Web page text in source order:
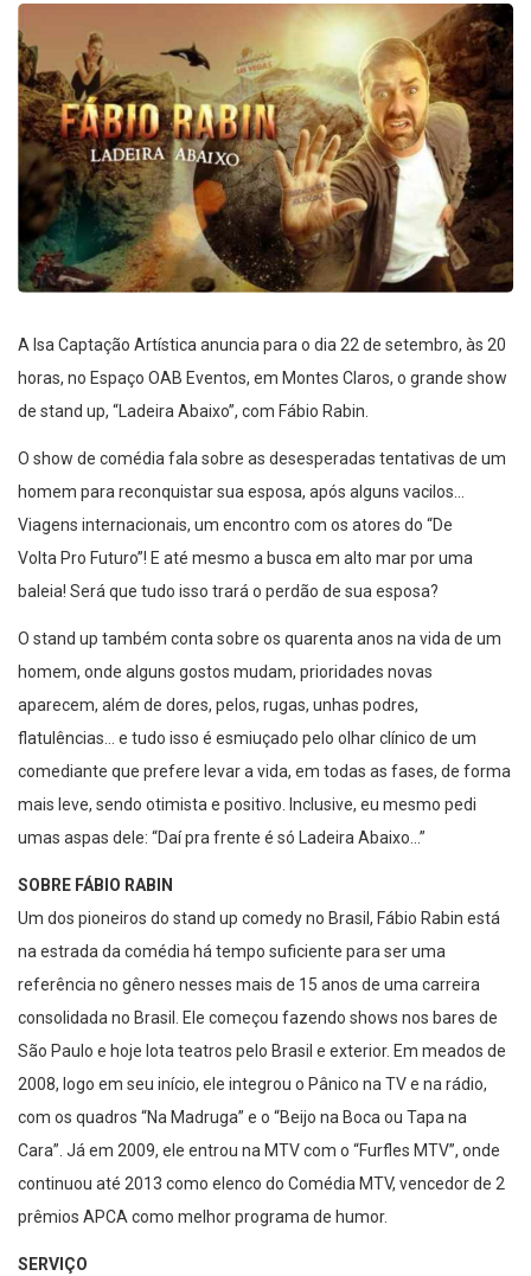
A Isa Captação Artística anuncia para o dia 22 de setembro, às 20
horas, no Espaço OAB Eventos, em Montes Claros, o grande show
de stand up, “Ladeira Abaixo”, com Fábio Rabin.
O show de comédia fala sobre as desesperadas tentativas de um
homem para reconquistar sua esposa, após alguns vacilos…
Viagens internacionais, um encontro com os atores do “De
Volta Pro Futuro”! E até mesmo a busca em alto mar por uma
baleia! Será que tudo isso trará o perdão de sua esposa?
O stand up também conta sobre os quarenta anos na vida de um
homem, onde alguns gostos mudam, prioridades novas
aparecem, além de dores, pelos, rugas, unhas podres,
flatulências… e tudo isso é esmiuçado pelo olhar clínico de um
comediante que prefere levar a vida, em todas as fases, de forma
mais leve, sendo otimista e positivo. Inclusive, eu mesmo pedi
umas aspas dele: “Daí pra frente é só Ladeira Abaixo…”
SOBRE FÁBIO RABIN
Um dos pioneiros do stand up comedy no Brasil, Fábio Rabin está
na estrada da comédia há tempo suficiente para ser uma
referência no gênero nesses mais de 15 anos de uma carreira
consolidada no Brasil. Ele começou fazendo shows nos bares de
São Paulo e hoje lota teatros pelo Brasil e exterior. Em meados de
2008, logo em seu início, ele integrou o Pânico na TV e na rádio,
com os quadros “Na Madruga” e o “Beijo na Boca ou Tapa na
Cara”. Já em 2009, ele entrou na MTV com o “Furfles MTV”, onde
continuou até 2013 como elenco do Comédia MTV, vencedor de 2
prêmios APCA como melhor programa de humor.
SERVIÇO